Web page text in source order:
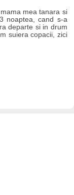
mea tanara si
noaptea, cand s-a
departe si in drum
suiera copacii, zici